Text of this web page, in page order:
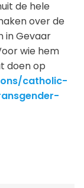
de hele
over de
in Gevaar
wie hem
doen op
catholic-